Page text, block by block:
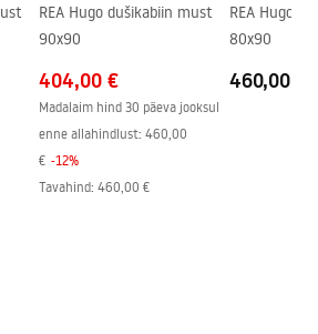
150
24 kuud
REA Hugo dušikabiin must
90x90
404,00 €
Madalaim hind 30 päeva jooksul
enne allahindlust: 460,00
€ -12%
Tavahind: 460,00 €
REA Hugo
80x90
460,00 €